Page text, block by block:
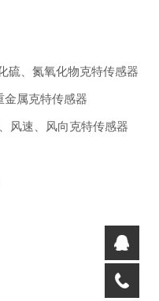
硫、氮氧化物克特传感器
金属克特传感器
风速、风向克特传感器